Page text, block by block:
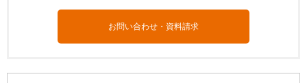
お問い合わせ・資料請求